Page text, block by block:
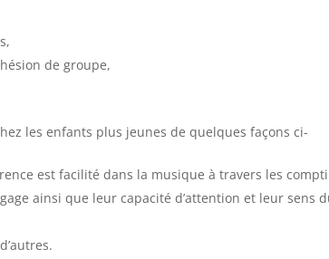
de groupe,
les enfants plus jeunes de quelques façons ci-
est facilité dans la musique à travers les
ainsi que leur capacité d’attention et leur sens